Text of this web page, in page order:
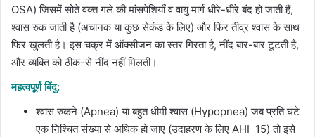
OSA) जिसमें सोते वक्त गले की मांसपेशियाँ व वायु मार्ग धीरे-धीरे बंद हो जाती हैं,
श्वास रुक जाती है (अचानक या कुछ सेकंड के लिए) और फिर तीव्र श्वास के साथ
फिर खुलती है। इस चक्र में ऑक्सीजन का स्तर गिरता है, नींद बार-बार टूटती है,
और व्यक्ति को ठीक-से नींद नहीं मिलती।
महत्वपूर्ण बिंदु:
श्वास रुकने (Apnea) या बहुत धीमी श्वास (Hypopnea) जब प्रति घंटे
एक निश्चित संख्या से अधिक हो जाए (उदाहरण के लिए AHI 15) तो इसे